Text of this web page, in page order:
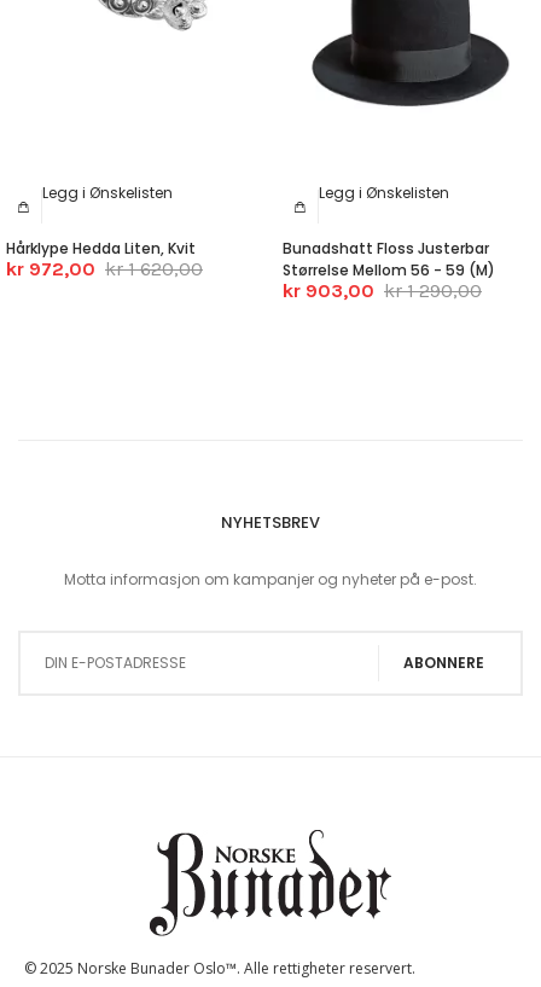
Legg i Ønskelisten
Hårklype Hedda Liten, Kvit
kr 972,00 kr 1 620,00
Legg i Ønskelisten
Bunadshatt Floss Justerbar
Størrelse Mellom 56 - 59 (M)
kr 903,00 kr 1 290,00
NYHETSBREV
Motta informasjon om kampanjer og nyheter på e-post.
ABONNERE
© 2025 Norske Bunader Oslo™. Alle rettigheter reservert.